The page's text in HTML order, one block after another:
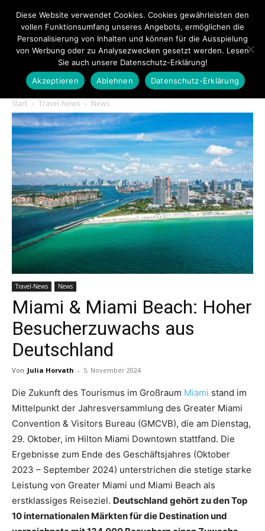
Touristiknews.de
|
Touristiknews
und
Reiseempfehlungen.
Start Travel-News News
Travel-News News
Miami & Miami Beach: Hoher
Besucherzuwachs aus
Deutschland
Von Julia Horvath - 5. November 2024
Die Zukunft des Tourismus im Großraum Miami stand im
Mittelpunkt der Jahresversammlung des Greater Miami
Convention & Visitors Bureau (GMCVB), die am Dienstag,
29. Oktober, im Hilton Miami Downtown stattfand. Die
Ergebnisse zum Ende des Geschäftsjahres (Oktober
2023 – September 2024) unterstrichen die stetige starke
Leistung von Greater Miami und Miami Beach als
erstklassiges Reiseziel. Deutschland gehört zu den Top
10 internationalen Märkten für die Destination und
Diese Website verwendet Cookies. Cookies gewährleisten den
vollen Funktionsumfang unseres Angebots, ermöglichen die
Personalisierung von Inhalten und können für die Ausspielung
von Werbung oder zu Analysezwecken gesetzt werden. Lesen
Sie auch unsere Datenschutz-Erklärung!
Akzeptieren
Ablehnen Datenschutz-Erklärung